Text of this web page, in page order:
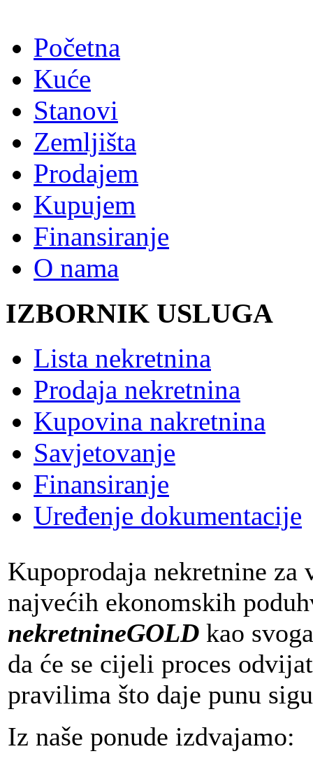
Početna
Kuće
Stanovi
Zemljišta
Prodajem
Kupujem
Finansiranje
O nama
IZBORNIK USLUGA
Lista nekretnina
Prodaja nekretnina
Kupovina nakretnina
Savjetovanje
Finansiranje
Uređenje dokumentacije
Kupoprodaja nekretnine za
najvećih ekonomskih
nekretnineGOLD kao
da će se cijeli proces
pravilima što daje punu
Iz naše ponude izdvajamo: